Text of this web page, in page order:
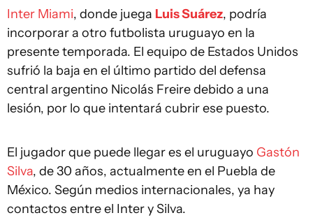
Inter Miami, donde juega Luis Suárez, podría
incorporar a otro futbolista uruguayo en la
presente temporada. El equipo de Estados Unidos
sufrió la baja en el último partido del defensa
central argentino Nicolás Freire debido a una
lesión, por lo que intentará cubrir ese puesto.
El jugador que puede llegar es el uruguayo Gastón
Silva, de 30 años, actualmente en el Puebla de
México. Según medios internacionales, ya hay
contactos entre el Inter y Silva.